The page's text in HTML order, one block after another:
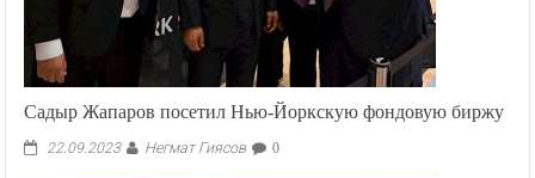
Садыр Жапаров посетил Нью-Йоркскую фондовую биржу
22.09.2023 Негмат Гиясов 0